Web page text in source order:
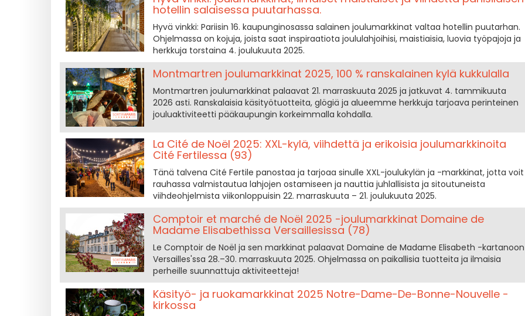
hotellin salaisessa puutarhassa.
Hyvä vinkki: Pariisin 16. kaupunginosassa salainen joulumarkkinat valtaa hotellin puutarhan.
Ohjelmassa on kojuja, joista saat inspiraatiota joululahjoihisi, maistiaisia, luovia työpajoja ja
herkkuja torstaina 4. joulukuuta 2025.
Montmartren joulumarkkinat 2025, 100 % ranskalainen kylä kukkulalla
Montmartren joulumarkkinat palaavat 21. marraskuuta 2025 ja jatkuvat 4. tammikuuta
2026 asti. Ranskalaisia käsityötuotteita, glögiä ja alueemme herkkuja tarjoava perinteinen
jouluaktiviteetti pääkaupungin korkeimmalla kohdalla.
La Cité de Noël 2025: XXL-kylä, viihdettä ja erikoisia joulumarkkinoita
Cité Fertilessa (93)
Tänä talvena Cité Fertile panostaa ja tarjoaa sinulle XXL-joulukylän ja -markkinat, jotta voit
rauhassa valmistautua lahjojen ostamiseen ja nauttia juhlallisista ja sitoutuneista
viihdeohjelmista viikonloppuisin 22. marraskuuta – 21. joulukuuta 2025.
Comptoir et marché de Noël 2025 -joulumarkkinat Domaine de
Madame Elisabethissa Versaillesissa (78)
Le Comptoir de Noël ja sen markkinat palaavat Domaine de Madame Elisabeth -kartanoon
Versailles'ssa 28.–30. marraskuuta 2025. Ohjelmassa on paikallisia tuotteita ja ilmaisia
perheille suunnattuja aktiviteetteja!
Käsityö- ja ruokamarkkinat 2025 Notre-Dame-De-Bonne-Nouvelle -
kirkossa